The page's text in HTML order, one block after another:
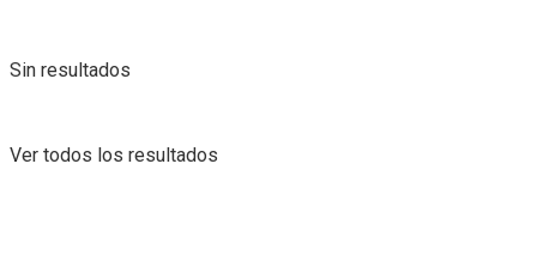
Sin resultados
Ver todos los resultados